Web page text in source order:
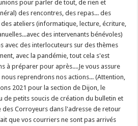
pour parler de tout, de rien et
des rencontres, des repas... des
ateliers (informatique, lecture, écriture,
des intervenants bénévoles)
avec des interlocuteurs sur des thèmes
avec la pandémie, tout cela s'est
à préparer pour après....Je vous assure
reprendrons nos actions... (Attention,
2021 pour la section de Dijon, le
de petits soucis de création du bulletin et
des Corroyeurs dans l'adresse de retour
que vos courriers ne sont pas arrivés